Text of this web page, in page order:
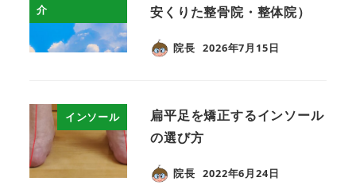
介
安くりた整骨院・整体院）
院長 2026年7月15日
インソール
扁平足を矯正するインソール
の選び方
院長 2022年6月24日